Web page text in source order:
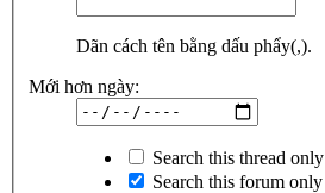
Dãn cách tên bằng dấu phẩy(,).
Mới hơn ngày:
Search this thread only
Search this forum only